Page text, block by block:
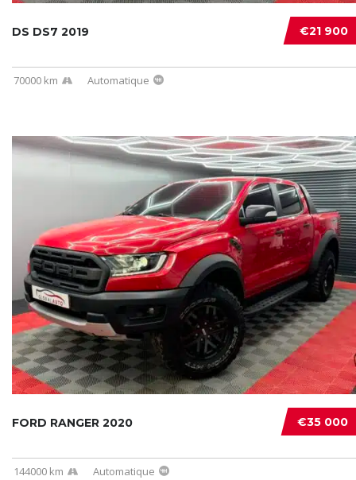
€21 900
DS DS7 2019
70000 km Automatique
€35 000
FORD RANGER 2020
144000 km Automatique